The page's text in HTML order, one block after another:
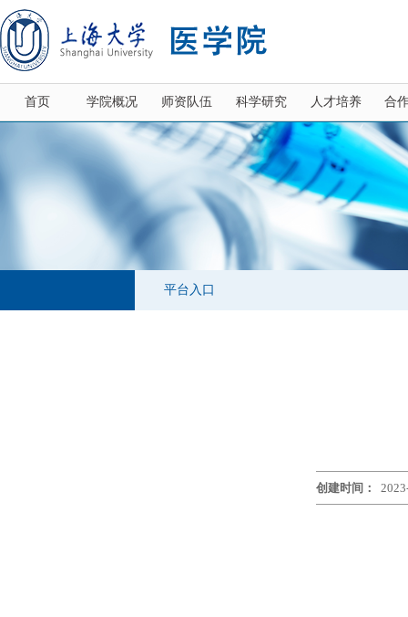
首页 学院概况 师资队伍 科学研究 人才培养 合
平台入口
创建时间：